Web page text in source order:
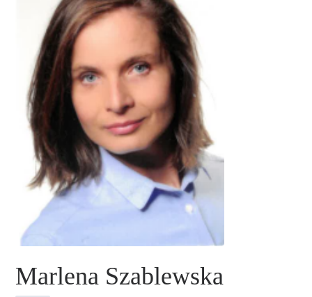
Marlena Szablewska